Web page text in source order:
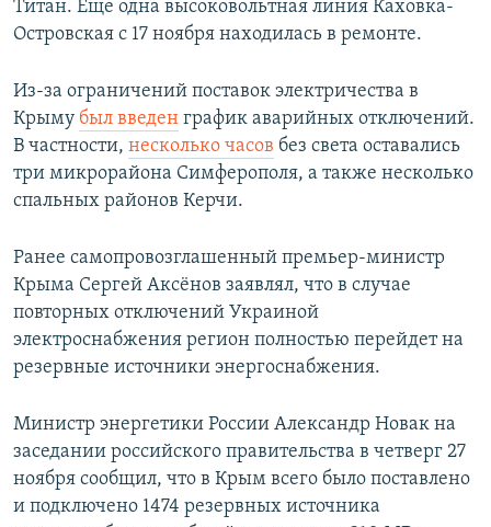
Титан. Еще одна высоковольтная линия Каховка-
Островская с 17 ноября находилась в ремонте.
Из-за ограничений поставок электричества в
Крыму был введен график аварийных отключений.
В частности, несколько часов без света оставались
три микрорайона Симферополя, а также несколько
спальных районов Керчи.
Ранее самопровозглашенный премьер-министр
Крыма Сергей Аксёнов заявлял, что в случае
повторных отключений Украиной
электроснабжения регион полностью перейдет на
резервные источники энергоснабжения.
Министр энергетики России Александр Новак на
заседании российского правительства в четверг 27
ноября сообщил, что в Крым всего было поставлено
и подключено 1474 резервных источника